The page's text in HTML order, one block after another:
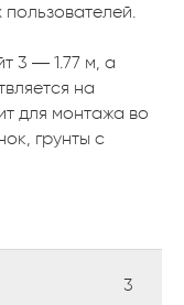
3 — 1.77 м, а
на
для монтажа во
грунты с
3